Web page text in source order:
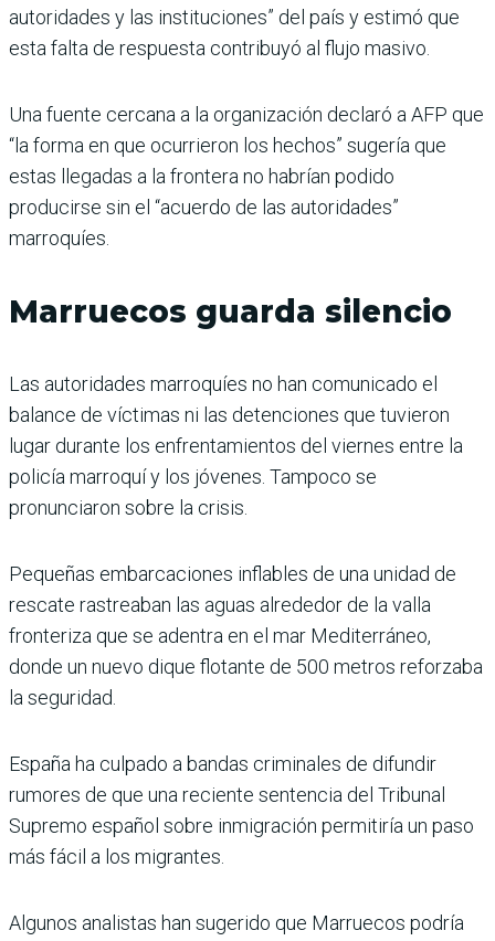
autoridades y las instituciones” del país y estimó que
esta falta de respuesta contribuyó al flujo masivo.
Una fuente cercana a la organización declaró a AFP que
“la forma en que ocurrieron los hechos” sugería que
estas llegadas a la frontera no habrían podido
producirse sin el “acuerdo de las autoridades”
marroquíes.
Marruecos guarda silencio
Las autoridades marroquíes no han comunicado el
balance de víctimas ni las detenciones que tuvieron
lugar durante los enfrentamientos del viernes entre la
policía marroquí y los jóvenes. Tampoco se
pronunciaron sobre la crisis.
Pequeñas embarcaciones inflables de una unidad de
rescate rastreaban las aguas alrededor de la valla
fronteriza que se adentra en el mar Mediterráneo,
donde un nuevo dique flotante de 500 metros reforzaba
la seguridad.
España ha culpado a bandas criminales de difundir
rumores de que una reciente sentencia del Tribunal
Supremo español sobre inmigración permitiría un paso
más fácil a los migrantes.
Algunos analistas han sugerido que Marruecos podría